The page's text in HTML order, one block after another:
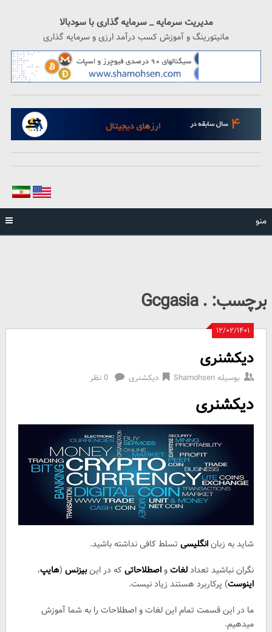
مدیریت سرمایه _ سرمایه گذاری با سودبالا
مانیتورینگ و آموزش کسب درآمد ارزی و سرمایه گذاری
منو
برچسب: . Gcgasia
۱۲/۰۲/۱۴۰۱
دیکشنری
بوسیلهShamohsen دیکشنری 0 نظر
دیکشنری
شاید به زبانانگلیسیتسلط کافی نداشته باشید.
نگران نباشید تعدادلغاتواصطلاحاتیکه در اینبیزنس(هایپ،
اینوست) پرکاربرد هستند زیاد نیست.
ما در این قسمت تمام این لغات و اصطلاحات را به شما آموزش
میدهیم.